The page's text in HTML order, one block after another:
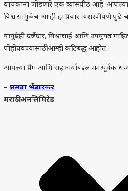
वाचकांना जोडणारे एक व्यासपीठ आहे.
विश्वासामुळेच आम्ही हा प्रवास यशस्वीपणे
यापुढेही दर्जेदार, विश्वासार्ह आणि उपयुक्त
पोहोचवण्यासाठी आम्ही कटिबद्ध आहोत.
आपल्या प्रेम आणि सहकार्याबद्दल मनःपूर्वक
– प्रसन्ना भेंडारकर
मराठी अनलिमिटेड